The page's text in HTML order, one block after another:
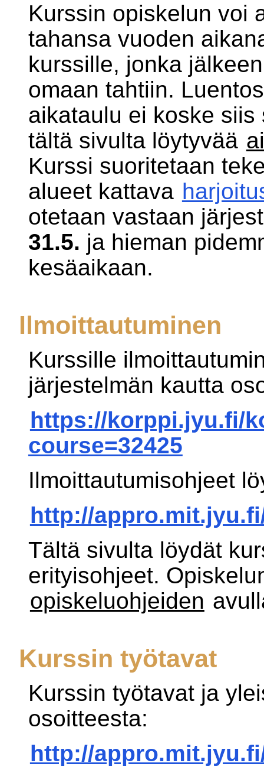
Kurssin opiskelun voi
tahansa vuoden
kurssille, jonka
omaan tahtiin.
aikataulu ei koske
tältä sivulta löytyvää
Kurssi suoritetaan
alueet kattava
otetaan vastaan
31.5. ja hieman
kesäaikaan.
Ilmoittautuminen
Kurssille
järjestelmän kautta
https://korppi.jyu.fi/
course=32425
Ilmoittautumisohjeet
http://
Tältä sivulta löydät
erityisohjeet.
opiskeluohjeiden
Kurssin työtavat
Kurssin työtavat ja
osoitteesta:
http://